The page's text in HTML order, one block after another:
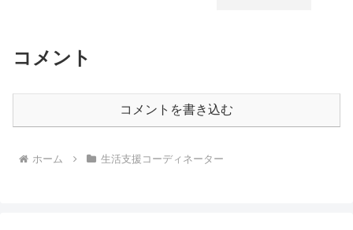
コメント
コメントを書き込む
ホーム 生活支援コーディネーター